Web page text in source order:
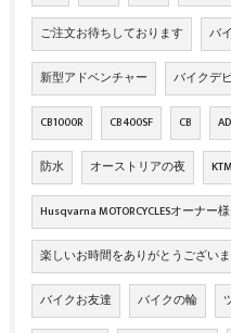
ご注文お待ちしております バ
新型アドベンチャー バイクデ
CB1000R CB400SF CB
防水 オーストリアの夜
Husqvarna MOTORCYCLESオーナー様
楽しいお時間をありがとうござい
バイクお友達 バイクの輪